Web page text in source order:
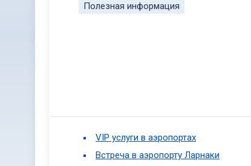
Полезная информация
VIP услуги в аэропортах
Встреча в аэропорту Ларнаки